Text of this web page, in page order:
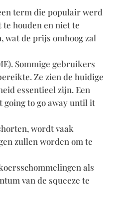
term die populair werd
te houden en niet te
wat de prijs omhoog zal
Sommige gebruikers
Ze zien de huidige
essentieel zijn. Een
going to go away until it
wordt vaak
zullen worden om te
als
van de squeeze te